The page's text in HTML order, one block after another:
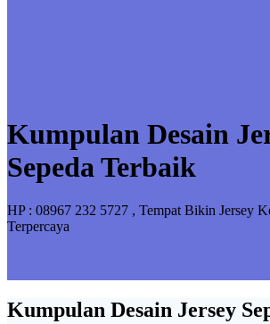
Kumpulan Desain
Sepeda Terbaik
HP : 08967 232 5727 , Tempat Bikin Jersey
Terpercaya
Kumpulan Desain Jersey